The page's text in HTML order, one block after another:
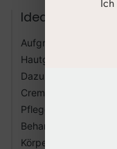
Ideale
Aufgrund seiner
Hautgefühls ist
Dazu zählen
Cremes,
Pflegeprodukte
Behandlungen
Körpercremes, die